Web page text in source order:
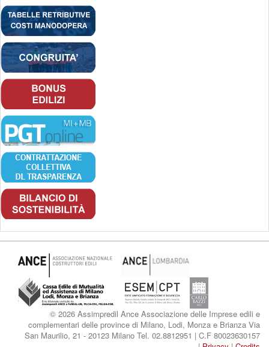
© 2026 Assimpredil Ance Associazione delle Imprese edili e
complementari delle province di Milano, Lodi, Monza e Brianza Via
San Maurilio, 21 - 20123 Milano Tel. 02.8812951 | C.F 80023630157